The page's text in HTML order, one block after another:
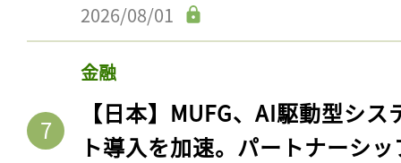
2026/08/01
金融
【日本】MUFG、AI駆動型シ
ト導入を加速。パートナーシ